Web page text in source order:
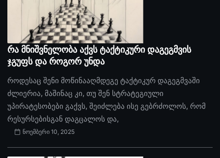
რა მნიშვნელობა აქვს ტაქტიკური დაგეგმვის
ჯგუფს და როგორ უნდა
როდესაც შენი მოწინააღმდეგე ტაქტიკურ დაგეგმვაში
ძლიერია, მაშინაც კი, თუ შენ სტრატეგიული
უპირატესობები გაქვს, შეიძლება ისე გებრძოლოს, რომ
რესურსებისგან დაგცალოს და,
ნოემბერი 10, 2025